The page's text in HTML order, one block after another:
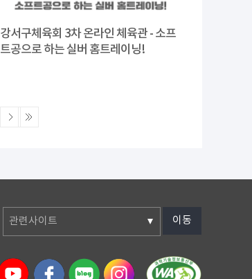
강서구체육회 3차 온라인 체육관 - 소프
트공으로 하는 실버 홈트레이닝!
관련사이트 이동